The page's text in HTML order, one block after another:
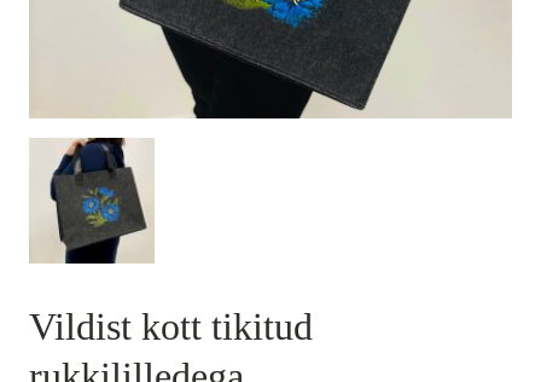
Vildist kott tikitud